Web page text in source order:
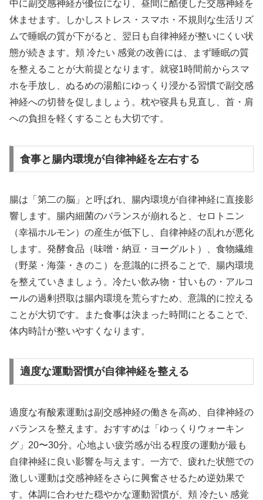
中に副交感神経が優位になり、昼間に酷使した交感神経を
休ませます。しかしストレス・スマホ・不規則な生活リズ
ムで睡眠の質が下がると、翌日も自律神経が整いにくい状
態が続きます。頬 冷たい 感覚の改善には、まず睡眠の質
を整えることが大前提となります。就寝1時間前からスマ
ホを手放し、ぬるめの湯船にゆっくり浸かる習慣で副交感
神経への切替を促しましょう。枕や寝具も見直し、首・肩
への負担を軽くすることも大切です。
食事と腸内環境が自律神経を左右する
腸は「第二の脳」と呼ばれ、腸内環境が自律神経に直接影
響します。腸内細菌のバランスが崩れると、セロトニン
（幸福ホルモン）の産生が低下し、自律神経の乱れが悪化
します。発酵食品（味噌・納豆・ヨーグルト）、食物繊維
（野菜・海藻・きのこ）を意識的に摂ることで、腸内環境
を整えていきましょう。冷たい飲み物・甘いもの・アルコ
ールの過剰摂取は腸内環境を荒らすため、意識的に控える
ことが大切です。また食事は決まった時間にとることで、
体内時計が整いやすくなります。
適度な運動習慣が自律神経を整える
適度な有酸素運動は副交感神経の働きを高め、自律神経の
バランスを整えます。おすすめは「ゆっくりウォーキン
グ」20〜30分。心地よい疲労感が出る程度の運動が最も
自律神経に良い影響を与えます。一方で、疲れた状態での
激しい運動は交感神経をさらに興奮させるため逆効果で
す。体調に合わせた穏やかな運動習慣が、頬 冷たい 感覚